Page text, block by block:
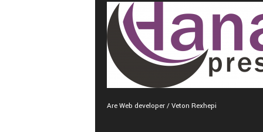
Are Web developer / Veton Rexhepi